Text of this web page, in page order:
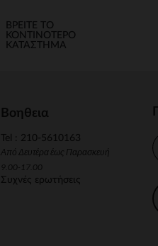
ΒΡΕΊΤΕ ΤΟ
ΚΟΝΤΙΝΌΤΕΡΟ
ΚΑΤΆΣΤΗΜΑ
Βοηθεια
Tel : 210-5610163
Από Δευτέρα έως Παρασκευή
9.00-17.00
Συχνές ερωτήσεις